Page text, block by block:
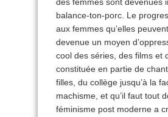
balance-ton-porc. Le
aux femmes qu’elles
devenue un moyen
cool des séries, des films et
constituée en partie de
filles, du collège jusqu’à la
machisme, et qu’il faut tout
féminisme post moderne a